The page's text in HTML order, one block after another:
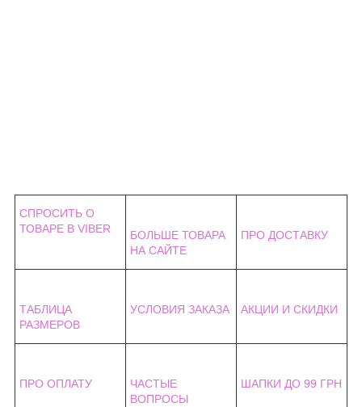
СПРОСИТЬ О
ТОВАРЕ В VIBER
БОЛЬШЕ ТОВАРА
НА САЙТЕ
ПРО ДОСТАВКУ
ТАБЛИЦА
РАЗМЕРОВ
УСЛОВИЯ ЗАКАЗА АКЦИИ И СКИДКИ
ПРО ОПЛАТУ
ЧАСТЫЕ
ВОПРОСЫ
ШАПКИ ДО 99 ГРН